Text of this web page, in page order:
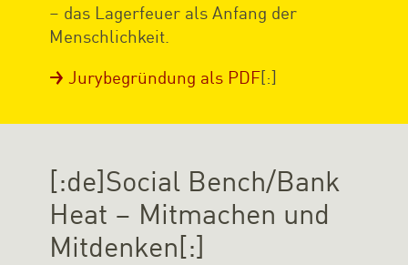
– das Lagerfeuer als Anfang der
Menschlichkeit.
Jurybegründung als PDF[:]
[:de]Social Bench/Bank
Heat – Mitmachen und
Mitdenken[:]